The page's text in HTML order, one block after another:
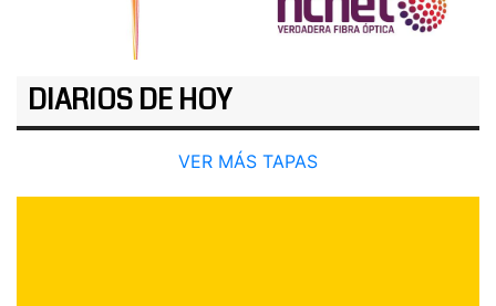
DIARIOS DE HOY
VER MÁS TAPAS